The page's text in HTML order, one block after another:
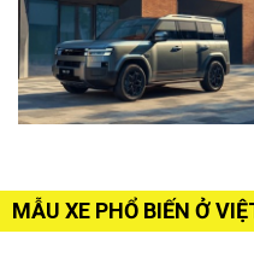
MẪU XE PHỔ BIẾN Ở